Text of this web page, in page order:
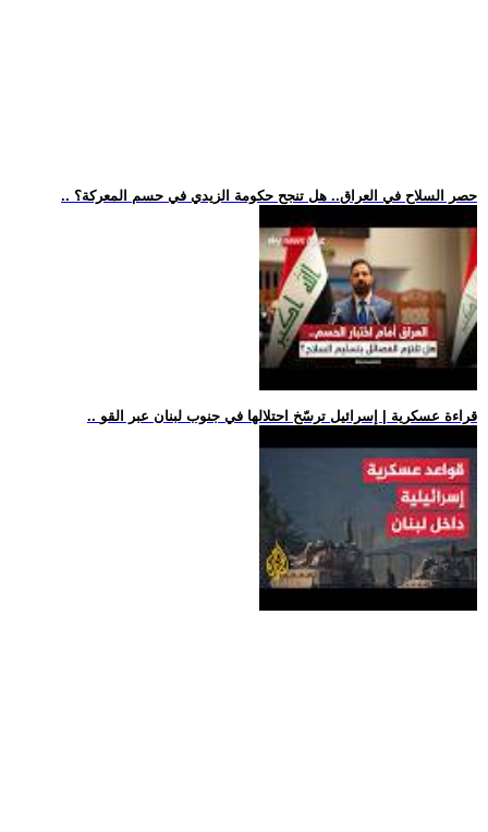
.. حصر السلاح في العراق.. هل تنجح حكومة الزيدي في حسم المعركة؟
.. قراءة عسكرية | إسرائيل ترسّخ احتلالها في جنوب لبنان عبر القو